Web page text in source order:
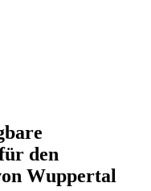
den
Wuppertal